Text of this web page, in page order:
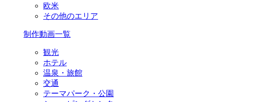
欧米
その他のエリア
制作動画一覧
観光
ホテル
温泉・旅館
交通
テーマパーク・公園